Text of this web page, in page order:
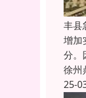
丰县
增加
分。
徐州
25-